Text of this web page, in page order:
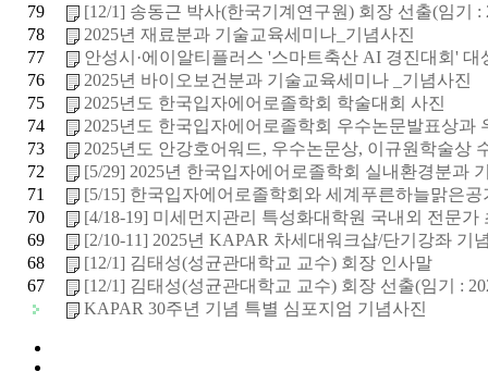
79
[12/1] 송동근 박사(한국기계연구원) 회장 선출(임기 :
78
2025년 재료분과 기술교육세미나_기념사진
77
안성시·에이알티플러스 '스마트축산 AI 경진대회' 대
76
2025년 바이오보건분과 기술교육세미나 _기념사진
75
2025년도 한국입자에어로졸학회 학술대회 사진
74
2025년도 한국입자에어로졸학회 우수논문발표상과
73
2025년도 안강호어워드, 우수논문상, 이규원학술상
72
[5/29] 2025년 한국입자에어로졸학회 실내환경분과
71
[5/15] 한국입자에어로졸학회와 세계푸른하늘맑은
70
[4/18-19] 미세먼지관리 특성화대학원 국내외 전문가
69
[2/10-11] 2025년 KAPAR 차세대워크샵/단기강좌 기
68
[12/1] 김태성(성균관대학교 교수) 회장 인사말
67
[12/1] 김태성(성균관대학교 교수) 회장 선출(임기 :
KAPAR 30주년 기념 특별 심포지엄 기념사진